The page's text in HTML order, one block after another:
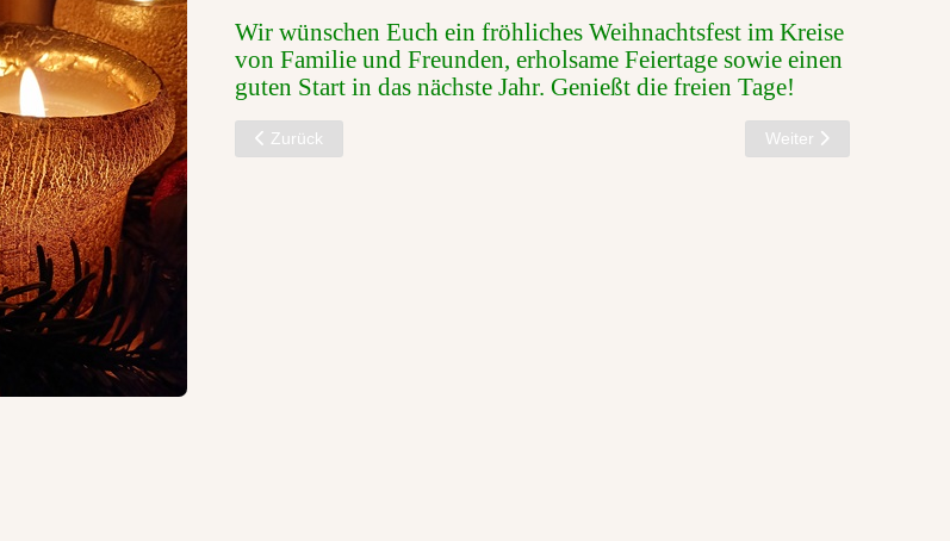
Wir wünschen Euch ein fröhliches Weihnachtsfest im Kreise
von Familie und Freunden, erholsame Feiertage sowie einen
guten Start in das nächste Jahr. Genießt die freien Tage!
Vorheriger Beitrag: Weihnachtsfeier 2024
Zurück Nächster Beitrag: 33.
Weiter